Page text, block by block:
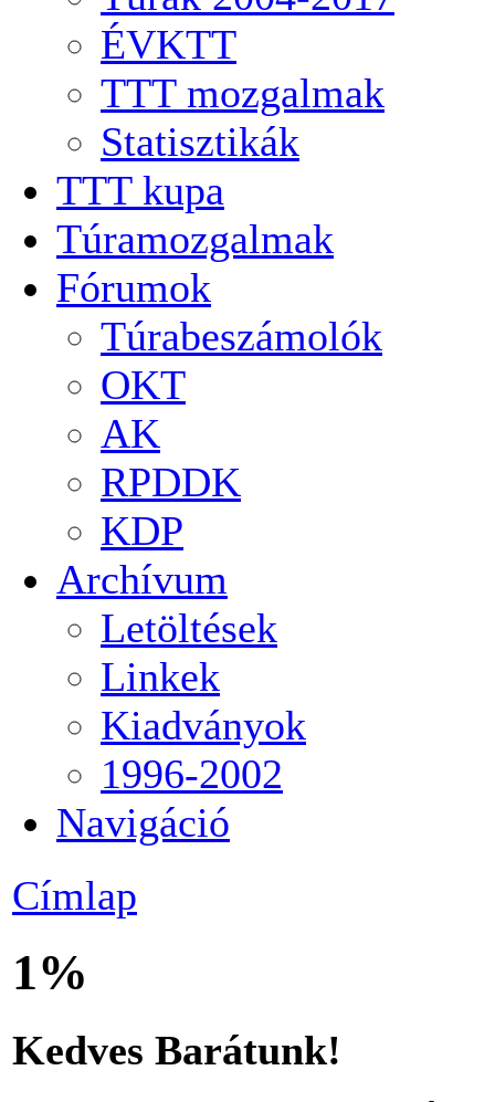
ÉVKTT
TTT mozgalmak
Statisztikák
TTT kupa
Túramozgalmak
Fórumok
Túrabeszámolók
OKT
AK
RPDDK
KDP
Archívum
Letöltések
Linkek
Kiadványok
1996-2002
Navigáció
Címlap
1%
Kedves Barátunk!